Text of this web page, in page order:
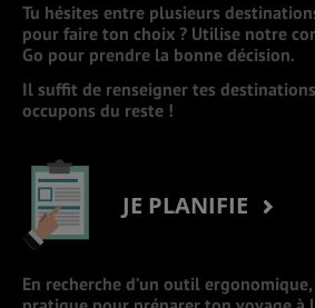
Tu hésites entre plusieurs
pour faire ton choix ? Utilise notre
Go pour prendre la bonne décision.
Il suffit de renseigner tes
occupons du reste !
JE PLANIFIE
En recherche d’un outil